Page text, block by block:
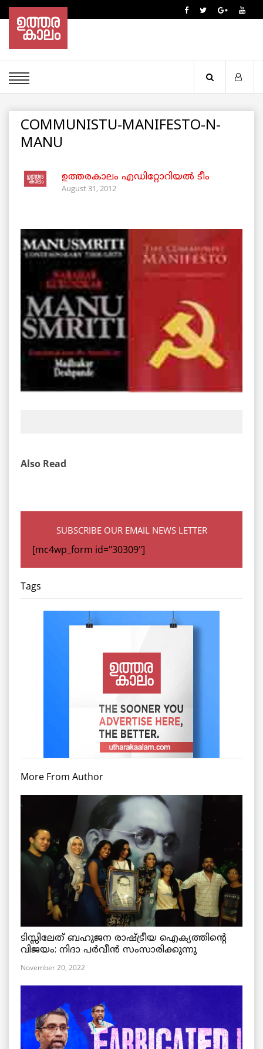
COMMUNISTU-MANIFESTO-N-
MANU
ഉത്തരകാലം എഡിറ്റോറിയല്‍ ടീം
August 31, 2012
Also Read
SUBSCRIBE OUR EMAIL NEWS LETTER
[mc4wp_form id="30309"]
Tags
More From Author
ടിസ്സിലേത് ബഹുജന രാഷ്ട്രീയ ഐക്യത്തിന്റെ
വിജയം: നിദാ പർവീൻ സംസാരിക്കുന്നു
November 20, 2022